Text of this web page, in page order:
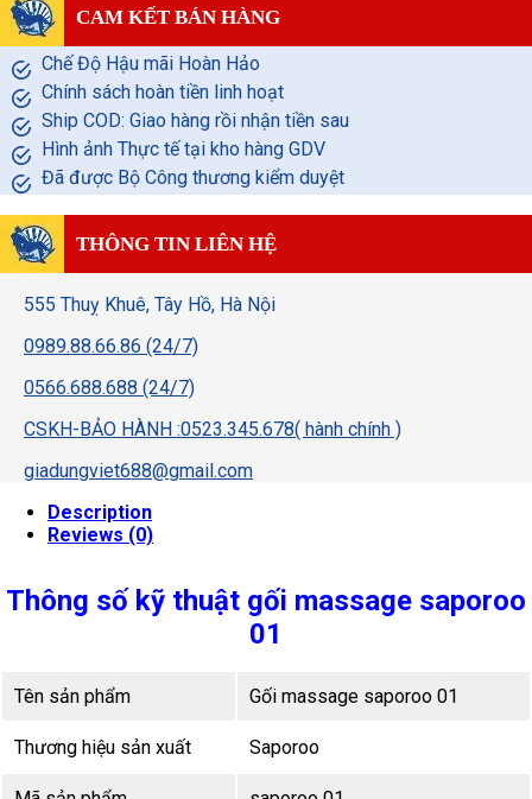
CAM KẾT BÁN HÀNG
Chế Độ Hậu mãi Hoàn Hảo
Chính sách hoàn tiền linh hoạt
Ship COD: Giao hàng rồi nhận tiền sau
Hình ảnh Thực tế tại kho hàng GDV
Đã được Bộ Công thương kiểm duyệt
THÔNG TIN LIÊN HỆ
555 Thuỵ Khuê, Tây Hồ, Hà Nội
0989.88.66.86 (24/7)
0566.688.688 (24/7)
CSKH-BẢO HÀNH :0523.345.678( hành chính )
giadungviet688@gmail.com
Description
Reviews (0)
Thông số kỹ thuật gối massage saporoo
01
Tên sản phẩm Gối massage saporoo 01
Thương hiệu sản xuất Saporoo